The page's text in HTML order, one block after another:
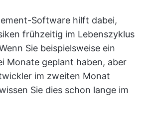
Software hilft dabei,
frühzeitig im Lebenszyklus
Sie beispielsweise ein
Monate geplant haben, aber
im zweiten Monat
Sie dies schon lange im